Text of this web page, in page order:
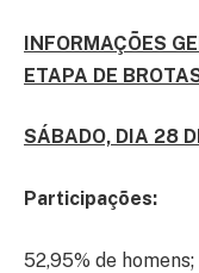
INFORMAÇÕES
ETAPA DE
SÁBADO, DIA 28
Participações:
52,95% de homens;